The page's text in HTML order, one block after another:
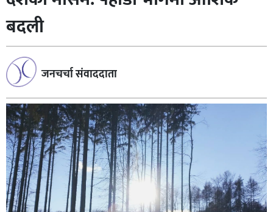
बदली
जनचर्चा संवाददाता